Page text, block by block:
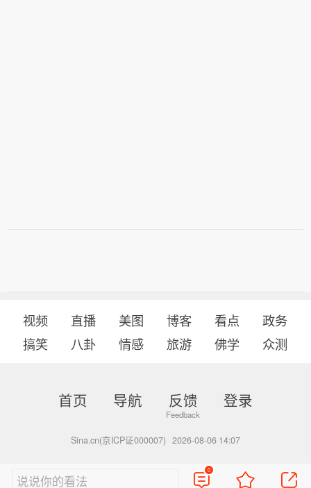
视频 直播 美图 博客 看点
政务
搞笑
八卦 情感 旅游 佛学 众测
首页 导航 反馈 登录
Sina.cn(京ICP证000007) 2026-08-06 14:07
说说你的看法
0